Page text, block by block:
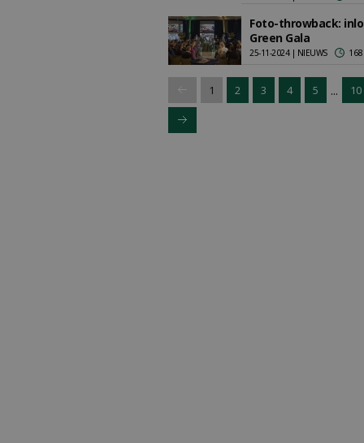
Foto-throwback:
Green Gala
25-11-2024 | NIEUWS
1 2 3 4 5 ... 10